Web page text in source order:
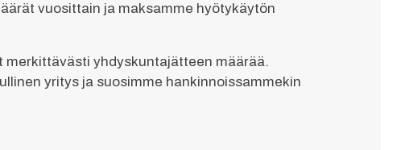
vuosittain ja maksamme hyötykäytön
yhdyskuntajätteen määrää.
yritys ja suosimme hankinnoissammekin